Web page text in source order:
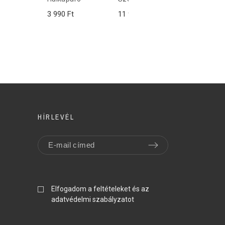
3 990 Ft 11 990 Ft
HÍRLEVÉL
Elfogadom a feltételeket és az
adatvédelmi szabályzatot